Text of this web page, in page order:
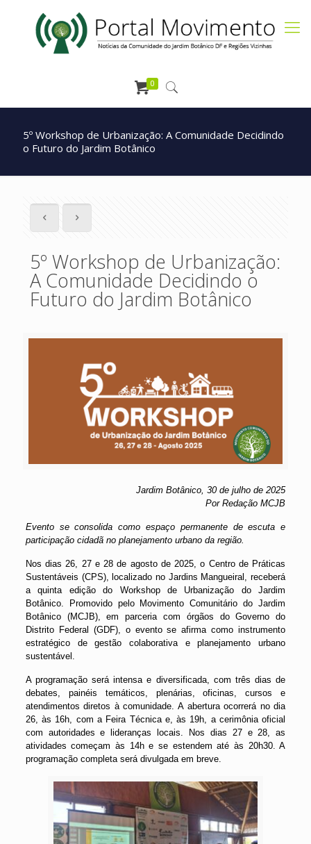
0
5º Workshop de Urbanização: A Comunidade Decidindo
o Futuro do Jardim Botânico
5º Workshop de Urbanização:
A Comunidade Decidindo o
Futuro do Jardim Botânico
Jardim Botânico, 30 de julho de 2025
Por Redação MCJB
Evento se consolida como espaço permanente de escuta e
participação cidadã no planejamento urbano da região.
Nos dias 26, 27 e 28 de agosto de 2025, o Centro de Práticas
Sustentáveis (CPS), localizado no Jardins Mangueiral, receberá
a quinta edição do Workshop de Urbanização do Jardim
Botânico. Promovido pelo Movimento Comunitário do Jardim
Botânico (MCJB), em parceria com órgãos do Governo do
Distrito Federal (GDF), o evento se afirma como instrumento
estratégico de gestão colaborativa e planejamento urbano
sustentável.
A programação será intensa e diversificada, com três dias de
debates, painéis temáticos, plenárias, oficinas, cursos e
atendimentos diretos à comunidade. A abertura ocorrerá no dia
26, às 16h, com a Feira Técnica e, às 19h, a cerimônia oficial
com autoridades e lideranças locais. Nos dias 27 e 28, as
atividades começam às 14h e se estendem até às 20h30. A
programação completa será divulgada em breve.